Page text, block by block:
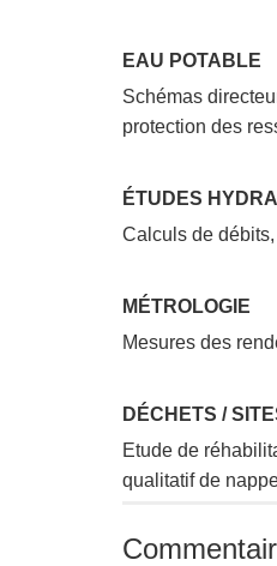
EAU POTABLE
Schémas
protection des
ÉTUDES
Calculs de
MÉTROLOGIE
Mesures des
DÉCHETS /
Etude de
qualitatif de